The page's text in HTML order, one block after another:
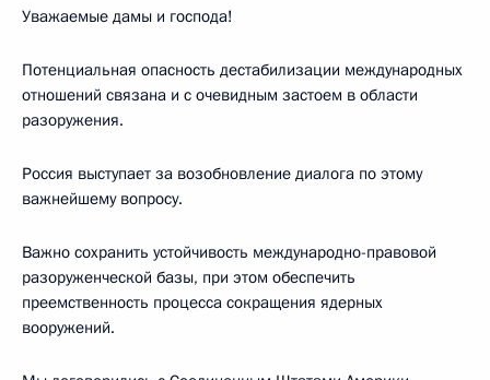
Уважаемые дамы и господа!
Потенциальная опасность дестабилизации международных
отношений связана и с очевидным застоем в области
разоружения.
Россия выступает за возобновление диалога по этому
важнейшему вопросу.
Важно сохранить устойчивость международно-правовой
разоруженческой базы, при этом обеспечить
преемственность процесса сокращения ядерных
вооружений.